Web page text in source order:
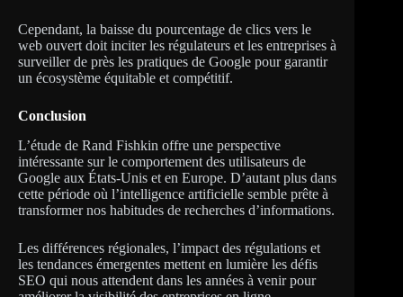
Cependant, la baisse du pourcentage de clics vers le
web ouvert doit inciter les régulateurs et les entreprises à
surveiller de près les pratiques de Google pour garantir
un écosystème équitable et compétitif.
Conclusion
L’étude de Rand Fishkin offre une perspective
intéressante sur le comportement des utilisateurs de
Google aux États-Unis et en Europe. D’autant plus dans
cette période où l’intelligence artificielle semble prête à
transformer nos habitudes de recherches d’informations.
Les différences régionales, l’impact des régulations et
les tendances émergentes mettent en lumière les défis
SEO qui nous attendent dans les années à venir pour